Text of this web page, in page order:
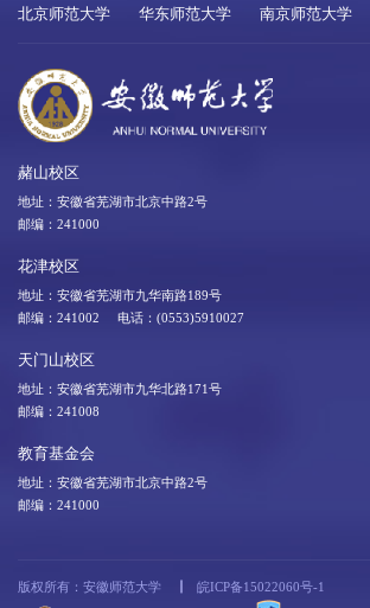
北京师范大学
华东师范大学 南京师范大学
赭山校区
地址：安徽省芜湖市北京中路2号
邮编：241000
花津校区
地址：安徽省芜湖市九华南路189号
邮编：241002 电话：(0553)5910027
天门山校区
地址：安徽省芜湖市九华北路171号
邮编：241008
教育基金会
地址：安徽省芜湖市北京中路2号
邮编：241000
版权所有：安徽师范大学 皖ICP备15022060号-1